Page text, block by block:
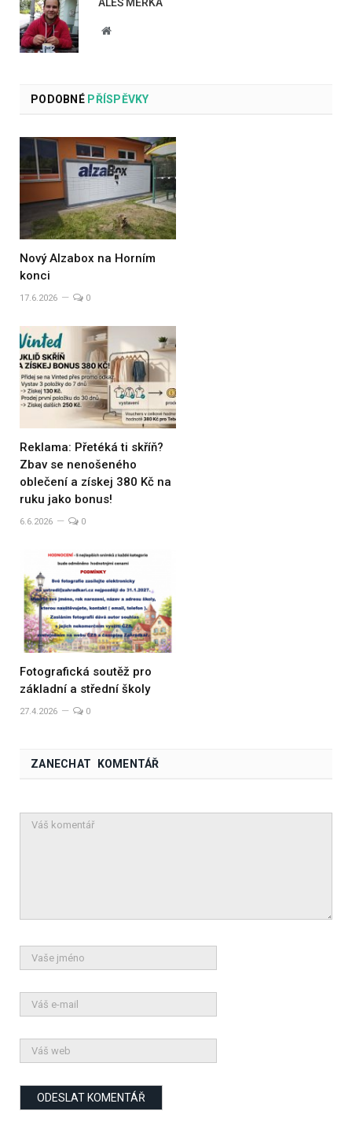
Website
PODOBNÉPŘÍSPĚVKY
Nový Alzabox na Horním
konci
17.6.2026 0
Reklama: Přetéká ti skříň?
Zbav se nenošeného
oblečení a získej 380 Kč na
ruku jako bonus!
6.6.2026 0
Fotografická soutěž pro
základní a střední školy
27.4.2026 0
ZANECHAT KOMENTÁŘ